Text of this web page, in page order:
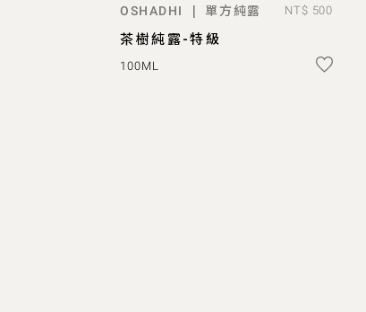
ADD TO BAG
OSHADHI | 單方純露 NT$ 500
茶樹純露-特級
100ML